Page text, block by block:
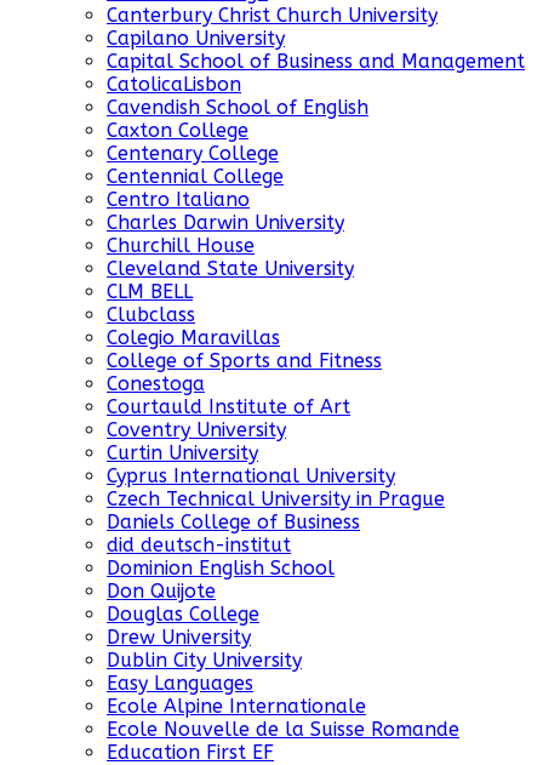
Canterbury Christ Church University
Capilano University
Capital School of Business and Management
CatolicaLisbon
Cavendish School of English
Caxton College
Centenary College
Centennial College
Centro Italiano
Charles Darwin University
Churchill House
Cleveland State University
CLM BELL
Clubclass
Colegio Maravillas
College of Sports and Fitness
Conestoga
Courtauld Institute of Art
Coventry University
Curtin University
Cyprus International University
Czech Technical University in Prague
Daniels College of Business
did deutsch-institut
Dominion English School
Don Quijote
Douglas College
Drew University
Dublin City University
Easy Languages
Ecole Alpine Internationale
Ecole Nouvelle de la Suisse Romande
Education First EF